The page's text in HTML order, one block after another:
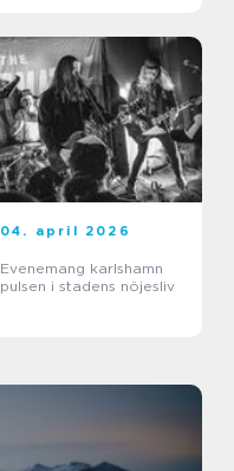
04. april 2026
Evenemang karlshamn
pulsen i stadens nöjesliv